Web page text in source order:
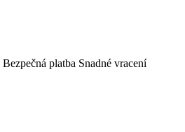
Bezpečná platba Snadné vracení